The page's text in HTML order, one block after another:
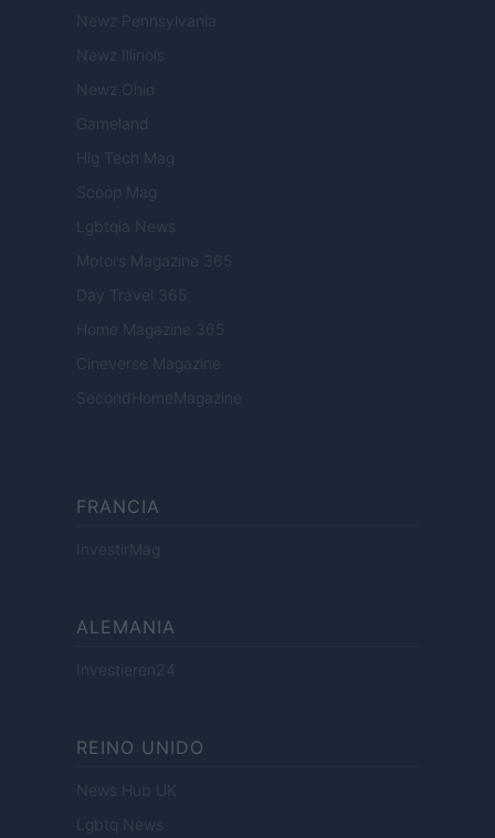
Newz Pennsylvania
Newz Illinois
Newz Ohio
Gameland
Hig Tech Mag
Scoop Mag
Lgbtqia News
Motors Magazine 365
Day Travel 365
Home Magazine 365
Cineverse Magazine
SecondHomeMagazine
FRANCIA
InvestirMag
ALEMANIA
Investieren24
REINO UNIDO
News Hub UK
Lgbtq News